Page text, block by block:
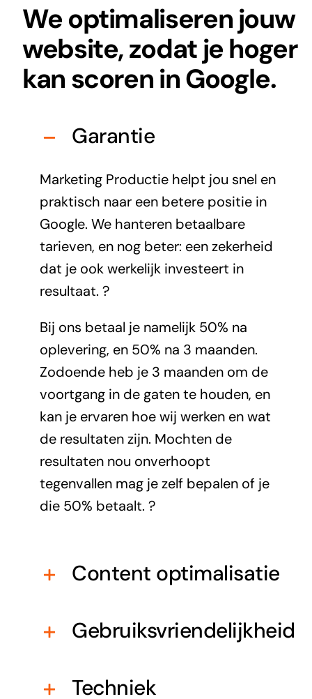
We optimaliseren jouw
website, zodat je hoger
kan scoren in Google.
Garantie
Marketing Productie helpt jou snel en
praktisch naar een betere positie in
Google. We hanteren betaalbare
tarieven, en nog beter: een zekerheid
dat je ook werkelijk investeert in
resultaat. ?
Bij ons betaal je namelijk 50% na
oplevering, en 50% na 3 maanden.
Zodoende heb je 3 maanden om de
voortgang in de gaten te houden, en
kan je ervaren hoe wij werken en wat
de resultaten zijn. Mochten de
resultaten nou onverhoopt
tegenvallen mag je zelf bepalen of je
die 50% betaalt. ?
Content optimalisatie
Gebruiksvriendelijkheid
Techniek